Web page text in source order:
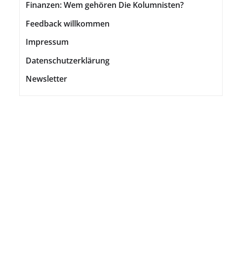
Finanzen: Wem gehören Die Kolumnisten?
Feedback willkommen
Impressum
Datenschutzerklärung
Newsletter